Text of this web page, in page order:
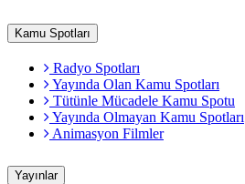
Kamu Spotları
Radyo Spotları
Yayında Olan Kamu Spotları
Tütünle Mücadele Kamu Spotu
Yayında Olmayan Kamu Spotları
Animasyon Filmler
Yayınlar